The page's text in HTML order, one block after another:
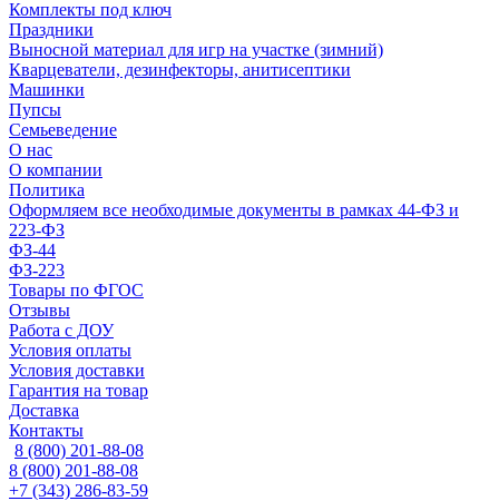
Комплекты под ключ
Праздники
Выносной материал для игр на участке (зимний)
Кварцеватели, дезинфекторы, анитисептики
Машинки
Пупсы
Семьеведение
О нас
О компании
Политика
Оформляем все необходимые документы в рамках 44-ФЗ и
223-ФЗ
ФЗ-44
ФЗ-223
Товары по ФГОС
Отзывы
Работа с ДОУ
Условия оплаты
Условия доставки
Гарантия на товар
Доставка
Контакты
8 (800) 201-88-08
8 (800) 201-88-08
+7 (343) 286-83-59